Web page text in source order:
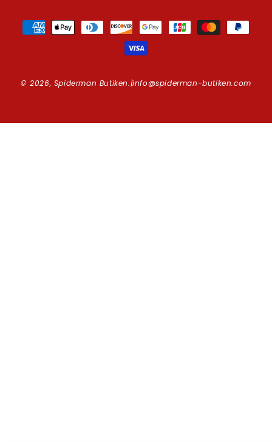
© 2026, Spiderman Butiken.|info@spiderman-butiken.com
Betalningsmetoder